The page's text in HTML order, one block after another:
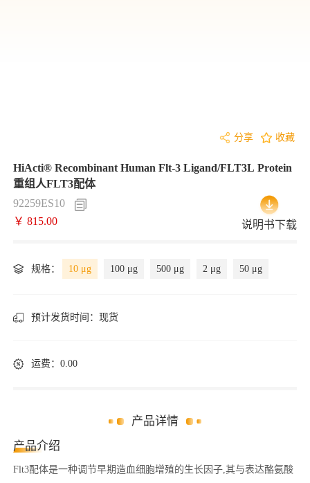
分享 收藏
HiActi® Recombinant Human Flt-3 Ligand/FLT3L Protein
重组人FLT3配体
92259ES10
￥ 815.00
说明书下载
规格： 10 μg 100 μg 500 μg 2 μg 50 μg
预计发货时间： 现货
运费：0.00
产品详情
产品介绍
Flt3配体是一种调节早期造血细胞增殖的生长因子,其与表达酪氨酸